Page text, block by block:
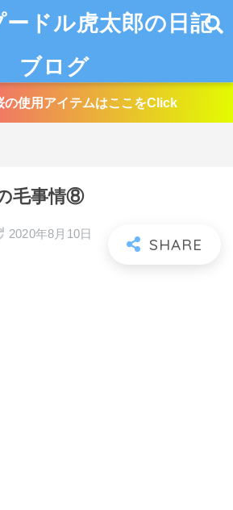
ドル虎太郎の日記
ブログ
の使用アイテムはここをClick
毛事情⑧
2020年8月10日